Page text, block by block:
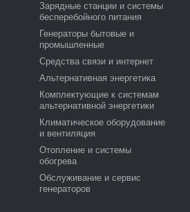
Зарядные станции и системы
бесперебойного питания
Генераторы бытовые и
промышленные
Средства связи и интернет
Альтернативная энергетика
Комплектующие к системам
альтернативной энергетики
Климатическое оборудование
и вентиляция
Отопление и системы
обогрева
Обслуживание и сервис
генераторов